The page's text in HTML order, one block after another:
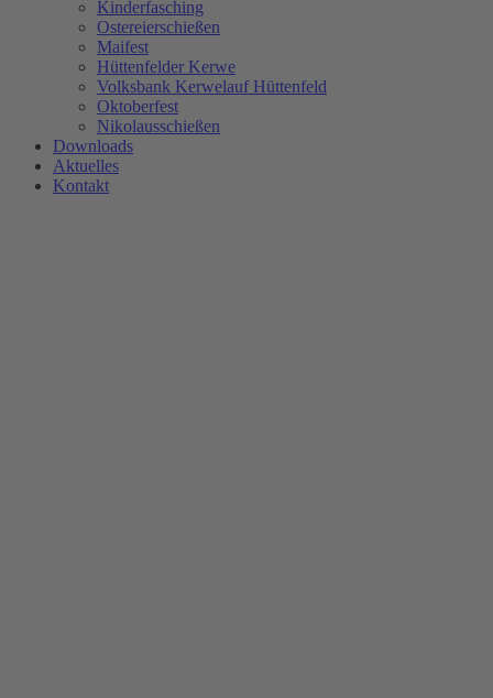
Kinderfasching
Ostereierschießen
Maifest
Hüttenfelder Kerwe
Volksbank Kerwelauf Hüttenfeld
Oktoberfest
Nikolausschießen
Downloads
Aktuelles
Kontakt